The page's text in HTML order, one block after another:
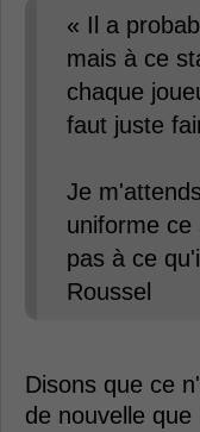
« Il a
mais à ce
chaque
faut juste
Je
uniforme ce
pas à ce
Roussel
Disons que ce
de nouvelle